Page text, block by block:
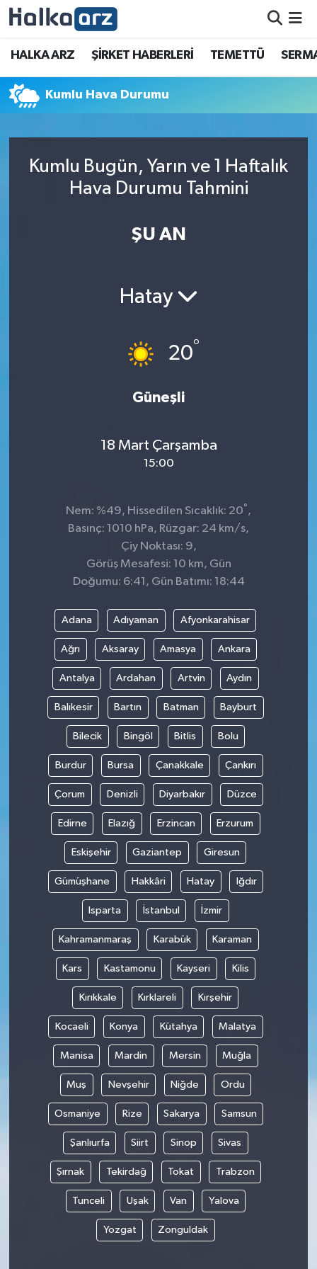
HALKA ARZ ŞİRKET HABERLERİ TEMETTÜ
Kumlu Hava Durumu
Kumlu Bugün, Yarın ve 1 Haftalık
Hava Durumu Tahmini
ŞU AN
Hatay
20°
Güneşli
18 Mart Çarşamba
15:00
Nem: %49, Hissedilen Sıcaklık: 20°,
Basınç: 1010 hPa, Rüzgar: 24 km/s,
Çiy Noktası: 9,
Görüş Mesafesi: 10 km, Gün
Doğumu: 6:41, Gün Batımı: 18:44
Adana Adıyaman Afyonkarahisar
Ağrı Aksaray Amasya Ankara
Antalya Ardahan Artvin Aydın
Balıkesir Bartın Batman Bayburt
Bilecik Bingöl Bitlis Bolu
Burdur Bursa Çanakkale Çankırı
Çorum Denizli Diyarbakır Düzce
Edirne Elazığ Erzincan Erzurum
Eskişehir Gaziantep Giresun
Gümüşhane Hakkâri Hatay Iğdır
Isparta İstanbul İzmir
Kahramanmaraş Karabük Karaman
Kars Kastamonu Kayseri Kilis
Kırıkkale Kırklareli Kırşehir
Kocaeli Konya Kütahya Malatya
Manisa Mardin Mersin Muğla
Muş Nevşehir Niğde Ordu
Osmaniye Rize Sakarya Samsun
Şanlıurfa Siirt Sinop Sivas
Şırnak Tekirdağ Tokat Trabzon
Tunceli Uşak Van Yalova
Yozgat Zonguldak
HALKA ARZ
SERMAYE ARTIRIMI
TEMETTÜ
İletişim